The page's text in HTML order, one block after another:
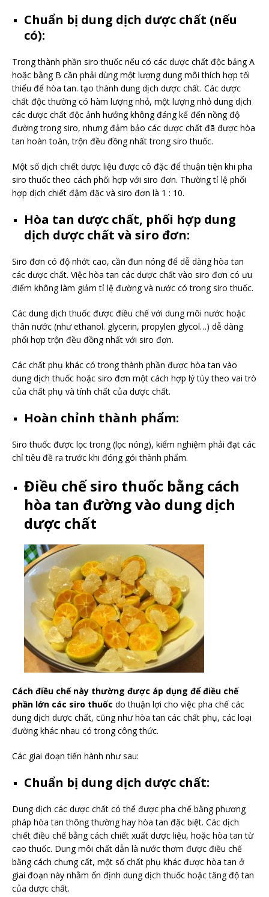
Chuẩn bị dung dịch dược chất (nếu
có):
Trong thành phần siro thuốc nếu có các dược chất độc bảng A
hoặc bằng B cần phải dùng một lượng dung môi thích hợp tối
thiểu để hòa tan. tạo thành dung dịch dược chất. Các dược
chất độc thường có hàm lượng nhỏ, một lượng nhỏ dung dịch
các dược chất độc ảnh hưởng không đáng kể đến nồng độ
đường trong siro, nhưng đảm bảo các dược chất đã được hòa
tan hoàn toàn, trộn đều đồng nhất trong siro thuốc.
Một số dịch chiết dược liệu được cô đặc để thuận tiện khi pha
siro thuốc theo cách phối hợp với siro đơn. Thường tỉ lệ phối
hợp dịch chiết đậm đặc và siro đơn là 1 : 10.
Hòa tan dược chất, phối hợp dung
dịch dược chất và siro đơn:
Siro đơn có độ nhớt cao, cần đun nóng để dễ dàng hòa tan
các dược chất. Việc hòa tan các dược chất vào siro đơn có ưu
điểm không làm giảm tỉ lệ đường và nước có trong siro thuốc.
Các dung dịch thuốc được điều chế với dung môi nước hoặc
thân nước (như ethanol. glycerin, propylen glycol…) dễ dàng
phối hợp trộn đều đồng nhất với siro đơn.
Các chất phụ khác có trong thành phần được hòa tan vào
dung dịch thuốc hoặc siro đơn một cách hợp lý tùy theo vai trò
của chất phụ và tính chất của dược chất.
Hoàn chỉnh thành phẩm:
Siro thuốc được lọc trong (lọc nóng), kiểm nghiệm phải đạt các
chỉ tiêu đề ra trước khi đóng gói thành phẩm.
Điều chế siro thuốc bằng cách
hòa tan đường vào dung dịch
dược chất
Cách điều chế này thường được áp dụng để điều chế
phần lớn các siro thuốc do thuận lợi cho việc pha chế các
dung dịch dược chất, cũng như hòa tan các chất phụ, các loại
đường khác nhau có trong công thức.
Các giai đoạn tiến hành như sau:
Chuẩn bị dung dịch dược chất:
Dung dịch các dược chất có thể được pha chế bằng phương
pháp hòa tan thông thường hay hòa tan đặc biệt. Các dịch
chiết điều chế bằng cách chiết xuất dược liệu, hoặc hòa tan từ
cao thuốc. Dung môi chất dẫn là nước thơm được điều chế
bằng cách chưng cất, một số chất phụ khác được hòa tan ở
giai đoạn này nhằm ổn định dung dịch thuốc hoặc tăng độ tan
của dược chất.